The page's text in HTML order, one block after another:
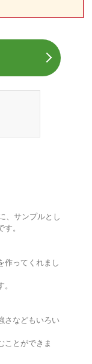
、サンプルとし
。
作ってくれまし
さなどもいろい
ことができま